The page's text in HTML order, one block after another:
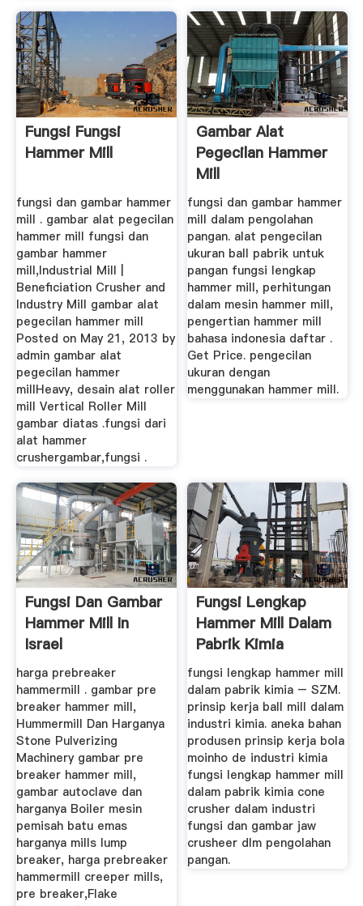
Fungsi Fungsi
Hammer Mill
fungsi dan gambar hammer
mill . gambar alat pegecilan
hammer mill fungsi dan
gambar hammer
mill,Industrial Mill |
Beneficiation Crusher and
Industry Mill gambar alat
pegecilan hammer mill
Posted on May 21, 2013 by
admin gambar alat
pegecilan hammer
millHeavy, desain alat roller
mill Vertical Roller Mill
gambar diatas .fungsi dari
alat hammer
crushergambar,fungsi .
Gambar Alat
Pegecilan Hammer
Mill
fungsi dan gambar hammer
mill dalam pengolahan
pangan. alat pengecilan
ukuran ball pabrik untuk
pangan fungsi lengkap
hammer mill, perhitungan
dalam mesin hammer mill,
pengertian hammer mill
bahasa indonesia daftar .
Get Price. pengecilan
ukuran dengan
menggunakan hammer mill.
Fungsi Dan Gambar
Hammer Mill In
Israel
harga prebreaker
hammermill . gambar pre
breaker hammer mill,
Hummermill Dan Harganya
Stone Pulverizing
Machinery gambar pre
breaker hammer mill,
gambar autoclave dan
harganya Boiler mesin
pemisah batu emas
harganya mills lump
breaker, harga prebreaker
hammermill creeper mills,
pre breaker,Flake
Fungsi Lengkap
Hammer Mill Dalam
Pabrik Kimia
fungsi lengkap hammer mill
dalam pabrik kimia – SZM.
prinsip kerja ball mill dalam
industri kimia. aneka bahan
produsen prinsip kerja bola
moinho de industri kimia
fungsi lengkap hammer mill
dalam pabrik kimia cone
crusher dalam industri
fungsi dan gambar jaw
crusheer dlm pengolahan
pangan.